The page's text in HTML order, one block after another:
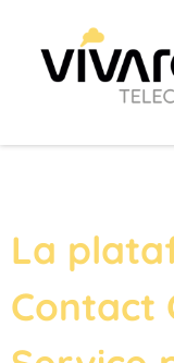
La
Contact